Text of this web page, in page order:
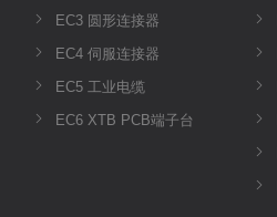
EC3 圆形连接器
EC4 伺服连接器
EC5 工业电缆
EC6 XTB PCB端子台